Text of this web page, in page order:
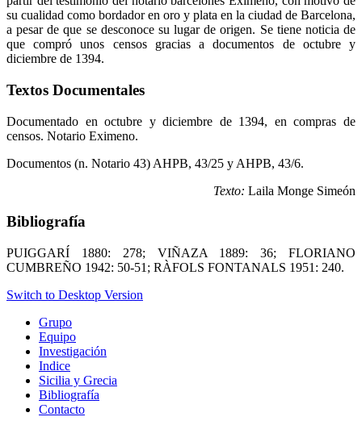
su cualidad como bordador en oro y plata en la ciudad de Barcelona,
a pesar de que se desconoce su lugar de origen. Se tiene noticia de
que compró unos censos gracias a documentos de octubre y
diciembre de 1394.
Textos Documentales
Documentado en octubre y diciembre de 1394, en compras de
censos. Notario Eximeno.
Documentos (n. Notario 43) AHPB, 43/25 y AHPB, 43/6.
Texto: Laila Monge Simeón
Bibliografía
PUIGGARÍ 1880: 278; VIÑAZA 1889: 36; FLORIANO
CUMBREÑO 1942: 50-51; RÀFOLS FONTANALS 1951: 240.
Switch to Desktop Version
Grupo
Equipo
Investigación
Indice
Sicilia y Grecia
Bibliografía
Contacto